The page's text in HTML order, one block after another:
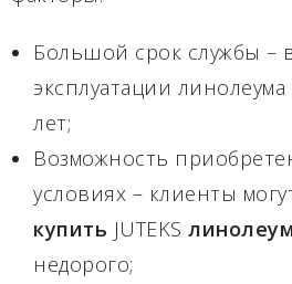
Большой срок службы –
эксплуатации линолеума
лет;
Возможность
условиях – клиенты
купить JUTEKS
недорого;